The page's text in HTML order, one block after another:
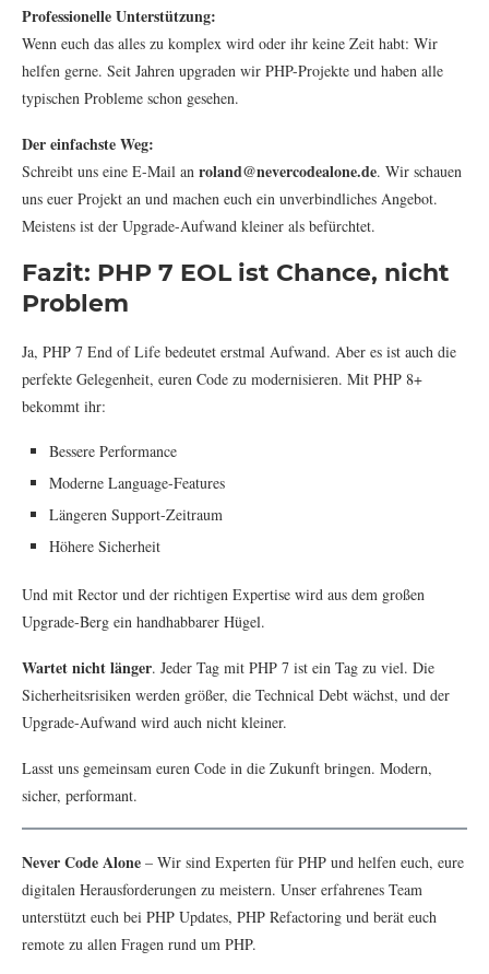
Professionelle Unterstützung:
Wenn euch das alles zu komplex wird oder ihr keine Zeit habt: Wir
helfen gerne. Seit Jahren upgraden wir PHP-Projekte und haben alle
typischen Probleme schon gesehen.
Der einfachste Weg:
Schreibt uns eine E-Mail an roland@nevercodealone.de. Wir schauen
uns euer Projekt an und machen euch ein unverbindliches Angebot.
Meistens ist der Upgrade-Aufwand kleiner als befürchtet.
Fazit: PHP 7 EOL ist Chance, nicht
Problem
Ja, PHP 7 End of Life bedeutet erstmal Aufwand. Aber es ist auch die
perfekte Gelegenheit, euren Code zu modernisieren. Mit PHP 8+
bekommt ihr:
Bessere Performance
Moderne Language-Features
Längeren Support-Zeitraum
Höhere Sicherheit
Und mit Rector und der richtigen Expertise wird aus dem großen
Upgrade-Berg ein handhabbarer Hügel.
Wartet nicht länger. Jeder Tag mit PHP 7 ist ein Tag zu viel. Die
Sicherheitsrisiken werden größer, die Technical Debt wächst, und der
Upgrade-Aufwand wird auch nicht kleiner.
Lasst uns gemeinsam euren Code in die Zukunft bringen. Modern,
sicher, performant.
Never Code Alone – Wir sind Experten für PHP und helfen euch, eure
digitalen Herausforderungen zu meistern. Unser erfahrenes Team
unterstützt euch bei PHP Updates, PHP Refactoring und berät euch
remote zu allen Fragen rund um PHP.